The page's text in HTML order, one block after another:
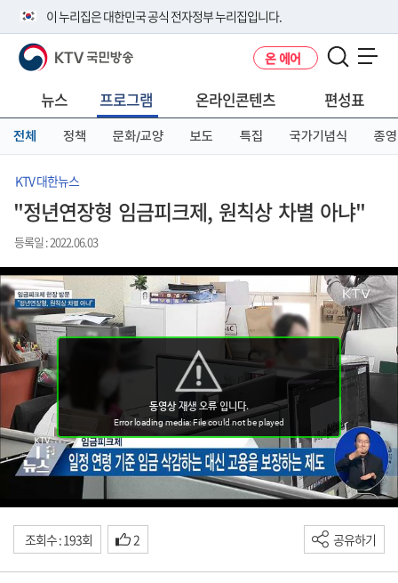
이 누리집은 대한민국 공식 전자정부 누리집입니다.
공식 누리집 주소 확인하기
니다.
이밖에 or.kr 또는 .kr등 다른 도메인 주소를 사용하고 있다면 아래 URL에
서 도메인 주소를 확인해 보세요
KTV 국민방송 온 에어
뉴스 프로그램 온라인콘텐츠 편성표
전체 정책 문화/교양 보도 특집 국가기념식 종영
KTV 대한뉴스
"정년연장형 임금피크제, 원칙상 차별 아냐"
등록일 : 2022.06.03
조회수 : 193회 2 공유하기